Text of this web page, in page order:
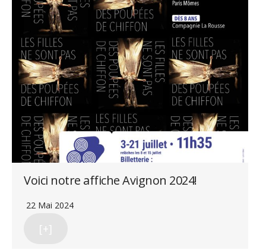
Voici notre affiche Avignon 2024!
22 Mai 2024
[+]